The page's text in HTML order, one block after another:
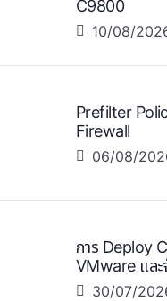
C9800
10/08/
Prefilter
Firewall
06/08/
การ Deploy
VMware และ
30/07/